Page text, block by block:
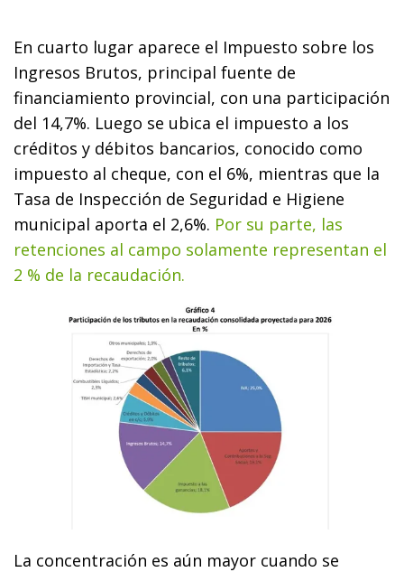
En cuarto lugar aparece el Impuesto sobre los
Ingresos Brutos, principal fuente de
financiamiento provincial, con una participación
del 14,7%. Luego se ubica el impuesto a los
créditos y débitos bancarios, conocido como
impuesto al cheque, con el 6%, mientras que la
Tasa de Inspección de Seguridad e Higiene
municipal aporta el 2,6%. Por su parte, las
retenciones al campo solamente representan el
2 % de la recaudación.
La concentración es aún mayor cuando se